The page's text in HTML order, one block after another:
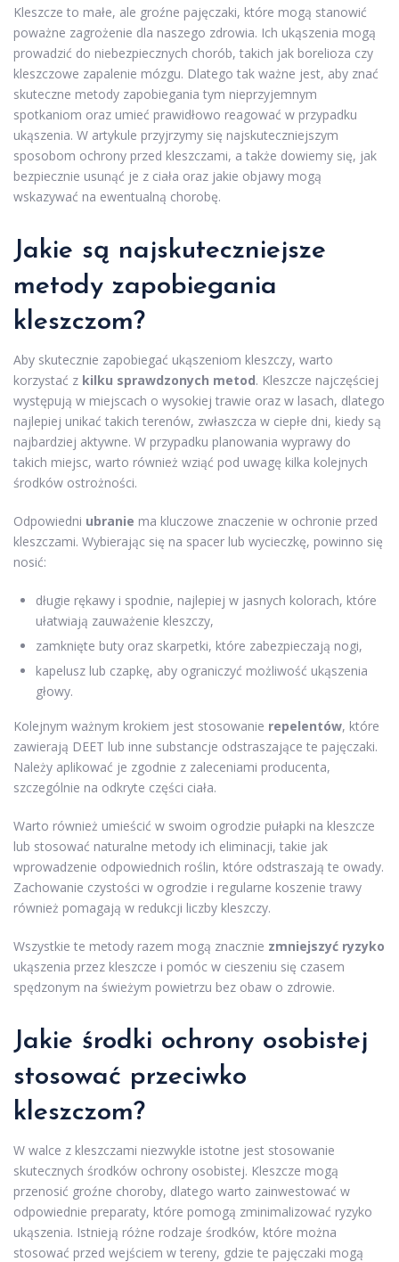
Kleszcze to małe, ale groźne pajęczaki, które mogą stanowić
poważne zagrożenie dla naszego zdrowia. Ich ukąszenia mogą
prowadzić do niebezpiecznych chorób, takich jak borelioza czy
kleszczowe zapalenie mózgu. Dlatego tak ważne jest, aby znać
skuteczne metody zapobiegania tym nieprzyjemnym
spotkaniom oraz umieć prawidłowo reagować w przypadku
ukąszenia. W artykule przyjrzymy się najskuteczniejszym
sposobom ochrony przed kleszczami, a także dowiemy się, jak
bezpiecznie usunąć je z ciała oraz jakie objawy mogą
wskazywać na ewentualną chorobę.
Jakie są najskuteczniejsze
metody zapobiegania
kleszczom?
Aby skutecznie zapobiegać ukąszeniom kleszczy, warto
korzystać z kilku sprawdzonych metod. Kleszcze najczęściej
występują w miejscach o wysokiej trawie oraz w lasach, dlatego
najlepiej unikać takich terenów, zwłaszcza w ciepłe dni, kiedy są
najbardziej aktywne. W przypadku planowania wyprawy do
takich miejsc, warto również wziąć pod uwagę kilka kolejnych
środków ostrożności.
Odpowiedni ubranie ma kluczowe znaczenie w ochronie przed
kleszczami. Wybierając się na spacer lub wycieczkę, powinno się
nosić:
długie rękawy i spodnie, najlepiej w jasnych kolorach, które
ułatwiają zauważenie kleszczy,
zamknięte buty oraz skarpetki, które zabezpieczają nogi,
kapelusz lub czapkę, aby ograniczyć możliwość ukąszenia
głowy.
Kolejnym ważnym krokiem jest stosowanie repelentów, które
zawierają DEET lub inne substancje odstraszające te pajęczaki.
Należy aplikować je zgodnie z zaleceniami producenta,
szczególnie na odkryte części ciała.
Warto również umieścić w swoim ogrodzie pułapki na kleszcze
lub stosować naturalne metody ich eliminacji, takie jak
wprowadzenie odpowiednich roślin, które odstraszają te owady.
Zachowanie czystości w ogrodzie i regularne koszenie trawy
również pomagają w redukcji liczby kleszczy.
Wszystkie te metody razem mogą znacznie zmniejszyć ryzyko
ukąszenia przez kleszcze i pomóc w cieszeniu się czasem
spędzonym na świeżym powietrzu bez obaw o zdrowie.
Jakie środki ochrony osobistej
stosować przeciwko
kleszczom?
W walce z kleszczami niezwykle istotne jest stosowanie
skutecznych środków ochrony osobistej. Kleszcze mogą
przenosić groźne choroby, dlatego warto zainwestować w
odpowiednie preparaty, które pomogą zminimalizować ryzyko
ukąszenia. Istnieją różne rodzaje środków, które można
stosować przed wejściem w tereny, gdzie te pajęczaki mogą